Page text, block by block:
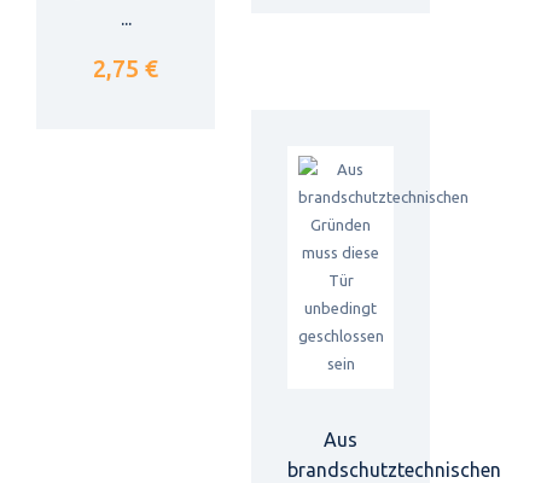
...
2,75 €
Aus
brandschutztechnischen